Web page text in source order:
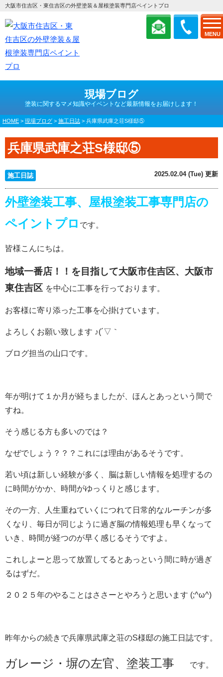
MENU
大阪市住吉区・東住吉区の外壁塗装＆屋根塗装専門店ペイントプロ
現場ブログ
塗装に関するマメ知識やイベントなど最新情報をお届けします！
HOME > 現場ブログ > 施工日誌 > 兵庫県武庫之荘S様邸⑤
兵庫県武庫之荘S様邸⑤
施工日誌 2025.02.04 (Tue) 更新
外壁塗装工事、屋根塗装工事専門店の
ペイントプロ です。
皆様こんにちは。
地域一番店！！を目指して大阪市住吉区、大阪市
東住吉区 を中心に工事を行っております。
お客様に寄り添った工事を心掛けています。
よろしくお願い致します ♪(´▽｀
ブログ担当の山口です。
年が明けて１か月が経ちましたが、ほんとあっという間で
すね。
そう感じる方も多いのでは？
なぜでしょう？？？これには理由があるそうです。
若い頃は新しい経験が多く、脳は新しい情報を処理するの
に時間がかか、時間がゆっくりと感じます。
その一方、人生重ねていくにつれて日常的なルーチンが多
くなり、毎日が同じように過ぎ脳の情報処理も早くなって
いき、時間が経つのが早く感じるそうですよ。
これしよーと思って放置してるとあっという間に時が過ぎ
るはずだ。
２０２５年のやることはささーとやろうと思います (;^ω^)
昨年からの続きで兵庫県武庫之荘のS様邸の施工日誌です。
ガレージ・塀の左官、塗装工事 です。